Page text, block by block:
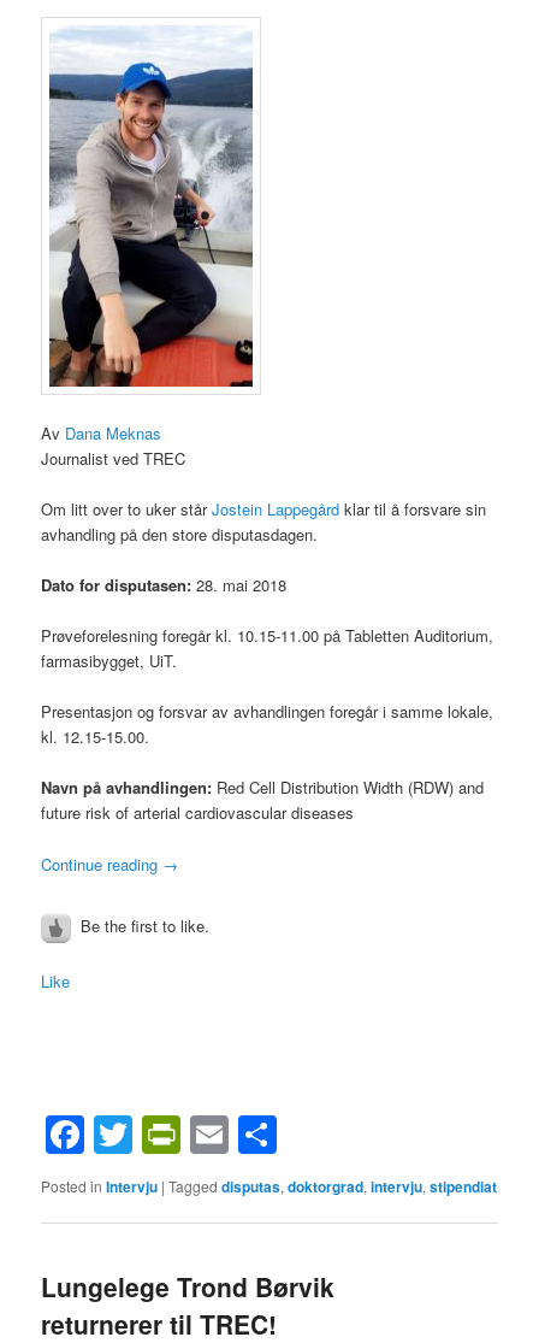
Av Dana Meknas
Journalist ved TREC
Om litt over to uker stårJostein Lappegård klar til å forsvare sin
avhandling på den store disputasdagen.
Dato for disputasen: 28. mai 2018
Prøveforelesning foregår kl. 10.15-11.00 på Tabletten Auditorium,
farmasibygget, UiT.
Presentasjon og forsvar av avhandlingen foregår i samme lokale,
kl. 12.15-15.00.
Navn på avhandlingen: Red Cell Distribution Width (RDW) and
future risk of arterial cardiovascular diseases
Continue reading →
Be the first to like.
Like
Facebook
Twitter
PrintFriendly
Email
Posted in Intervju |Tagged disputas,doktorgrad,intervju,stipendiat
Lungelege Trond Børvik
returnerer til TREC!